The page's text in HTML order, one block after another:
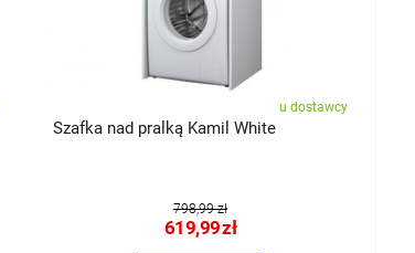
u dostawcy
Szafka nad pralką Kamil White
798,99 zł
619,99zł